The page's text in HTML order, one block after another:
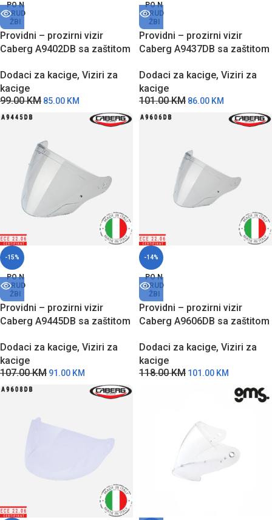
PO N
ARUD
ŽBI
Providni – prozirni vizir
Caberg A9402DB sa zaštitom
modele kaciga
Dodaci za kacige, Viziri za
kacige
99.00KM 85.00 KM
PO N
ARUD
ŽBI
Providni – prozirni vizir
Caberg A9437DB sa zaštitom
AVALON X modele kaciga
Dodaci za kacige, Viziri za
kacige
101.00KM 86.00 KM
-15%
PO N
ARUD
ŽBI
Providni – prozirni vizir
Caberg A9445DB sa zaštitom
za Flyon II modele kaciga
Dodaci za kacige, Viziri za
kacige
107.00KM 91.00 KM
-14%
PO N
ARUD
ŽBI
Providni – prozirni vizir
Caberg A9606DB sa zaštitom
kaciga
Dodaci za kacige, Viziri za
kacige
118.00KM 101.00 KM